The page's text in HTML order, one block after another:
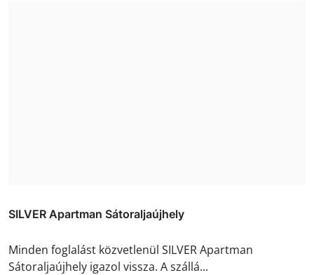
SILVER Apartman Sátoraljaújhely
Minden foglalást közvetlenül SILVER Apartman
Sátoraljaújhely igazol vissza. A szállá...